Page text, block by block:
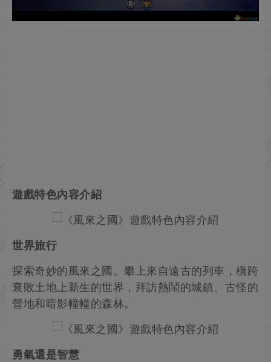
遊戲特色內容介紹
世界旅行
探索奇妙的風來之國。攀上來自遠古的列車，橫跨
衰敗土地上新生的世界，拜訪熱鬧的城鎮、古怪的
營地和暗影幢幢的森林。
勇氣還是智慧